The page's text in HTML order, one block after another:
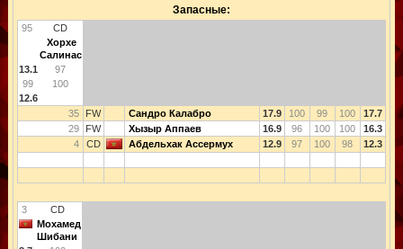
Запасные:
95
CD
Хорхе
Салинас
13.1
97
99
100
12.6
35
FW Сандро Калабро 17.9 100 99 100
17.7
29
FW Хызыр Аппаев 16.9 96 100 100
16.3
4
CD Абдельхак Ассермух 12.9 97 100 98 12.3
3
CD
Мохамед
Шибани